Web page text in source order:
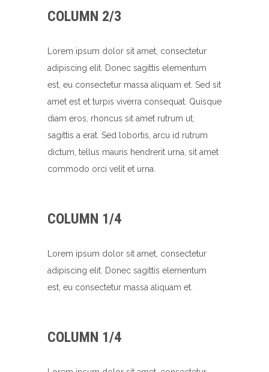
COLUMN 2/3
Lorem ipsum dolor sit amet, consectetur
adipiscing elit. Donec sagittis elementum
est, eu consectetur massa aliquam et. Sed sit
amet est et turpis viverra consequat. Quisque
diam eros, rhoncus sit amet rutrum ut,
sagittis a erat. Sed lobortis, arcu id rutrum
dictum, tellus mauris hendrerit urna, sit amet
commodo orci velit et urna.
COLUMN 1/4
Lorem ipsum dolor sit amet, consectetur
adipiscing elit. Donec sagittis elementum
est, eu consectetur massa aliquam et.
COLUMN 1/4